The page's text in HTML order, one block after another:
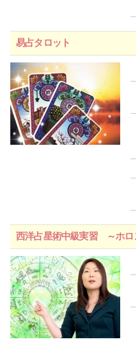
易占タロット
西洋占星術中級実習 ～ホロ